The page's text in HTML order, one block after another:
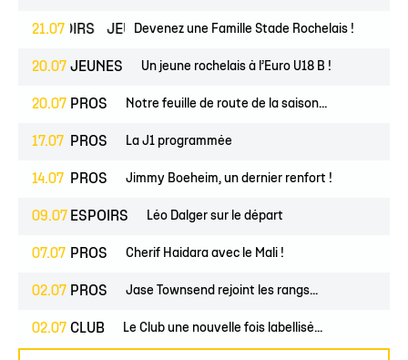
21.07
ESPOIRS JEUNESDevenez une Famille Stade Rochelais !
20.07 JEUNES Un jeune rochelais à l’Euro U18 B !
20.07 PROS Notre feuille de route de la saison...
17.07 PROS La J1 programmée
14.07 PROS Jimmy Boeheim, un dernier renfort !
09.07 ESPOIRS Léo Dalger sur le départ
07.07 PROS Cherif Haidara avec le Mali !
02.07 PROS Jase Townsend rejoint les rangs...
02.07 CLUB Le Club une nouvelle fois labellisé...